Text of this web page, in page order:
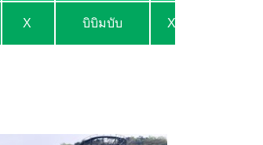
X บิบิมบับ X